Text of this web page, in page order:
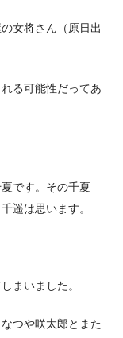
女将さん（原日出
る可能性だってあ
です。その千夏
遥は思います。
まいました。
つや咲太郎とまた